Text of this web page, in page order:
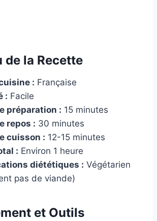
de la Recette
: Française
: Facile
préparation : 15 minutes
repos : 30 minutes
cuisson : 12-15 minutes
: Environ 1 heure
diététiques : Végétarien
pas de viande)
et Outils